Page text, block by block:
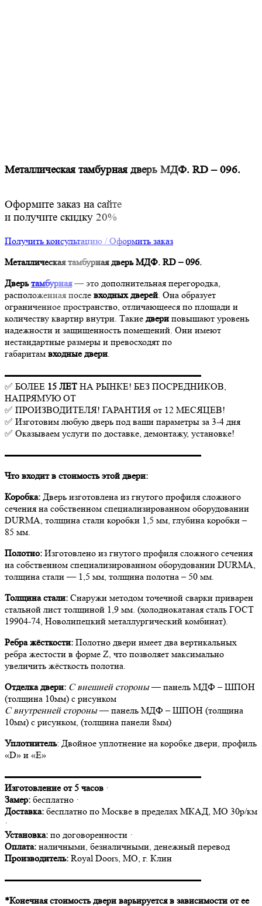
Металлическая тамбурная дверь МДФ. RD – 096.
Металлическая тамбурная дверь МДФ. RD – 096.
Дверь тамбурная— это дополнительная перегородка,
расположенная после входных дверей. Она образует
ограниченное пространство, отличающееся по площади и
количеству квартир внутри. Такие двери повышают уровень
надежности и защищенность помещений. Они имеют
нестандартные размеры и превосходят по
габаритам входные двери.
▬▬▬▬▬▬▬▬▬▬▬▬▬▬▬▬▬▬▬▬▬
✅ БОЛЕЕ 15 ЛЕТ НА РЫНКЕ! БЕЗ ПОСРЕДНИКОВ,
НАПРЯМУЮ ОТ
✅ ПРОИЗВОДИТЕЛЯ! ГАРАНТИЯ от 12 МЕСЯЦЕВ!
✅ Изготовим любую дверь под ваши параметры за 3-4 дня
✅ Оказываем услуги по доставке, демонтажу, установке!
▬▬▬▬▬▬▬▬▬▬▬▬▬▬▬▬▬▬▬▬▬
Что входит в стоимость этой двери:
Коробка: Дверь изготовлена из гнутого профиля сложного
сечения на собственном специализированном оборудовании
DURMA, толщина стали коробки 1,5 мм, глубина коробки –
85 мм.
Полотно: Изготовлено из гнутого профиля сложного сечения
на собственном специализированном оборудовании DURMA,
толщина стали — 1,5 мм, толщина полотна – 50 мм.
Толщина стали: Снаружи методом точечной сварки приварен
стальной лист толщиной 1,9 мм. (холоднокатаная сталь ГОСТ
19904-74, Новолипецкий металлургический комбинат).
Ребра жёсткости: Полотно двери имеет два вертикальных
ребра жестости в форме Z, что позволяет максимально
увеличить жёсткость полотна.
Отделка двери: С внешней стороны— панель МДФ – ШПОН
(толщина 10мм) с рисунком
С внутренней стороны— панель МДФ – ШПОН (толщина
10мм) с рисунком, (толщина панели 8мм)
Уплотнитель: Двойное уплотнение на коробке двери, профиль
«D» и «E»
▬▬▬▬▬▬▬▬▬▬▬▬▬▬▬▬▬▬▬▬▬
Изготовление от 5 часов ·
Замер: бесплатно ·
Доставка: бесплатно по Москве в пределах МКАД, МО 30р/км
·
Установка: по договоренности ·
Оплата: наличными, безналичными, денежный перевод
Производитель: Royal Doors, МО, г. Клин
▬▬▬▬▬▬▬▬▬▬▬▬▬▬▬▬▬▬▬▬▬
*Конечная стоимость двери варьируется в зависимости от ее
Оформите заказ на сайте
и получите скидку 20%
Получить консультацию / Оформить заказ